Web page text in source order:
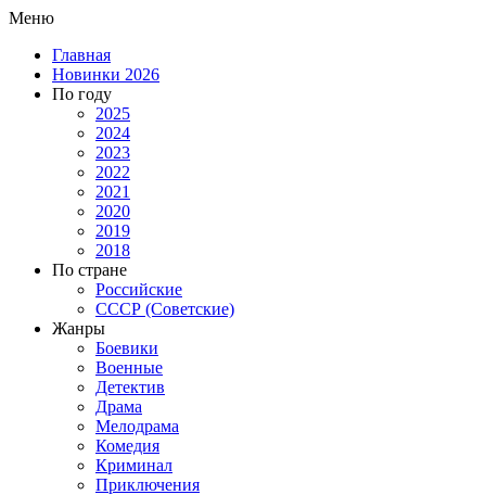
Меню
Главная
Новинки 2026
По году
2025
2024
2023
2022
2021
2020
2019
2018
По стране
Российские
СССР (Советские)
Жанры
Боевики
Военные
Детектив
Драма
Мелодрама
Комедия
Криминал
Приключения